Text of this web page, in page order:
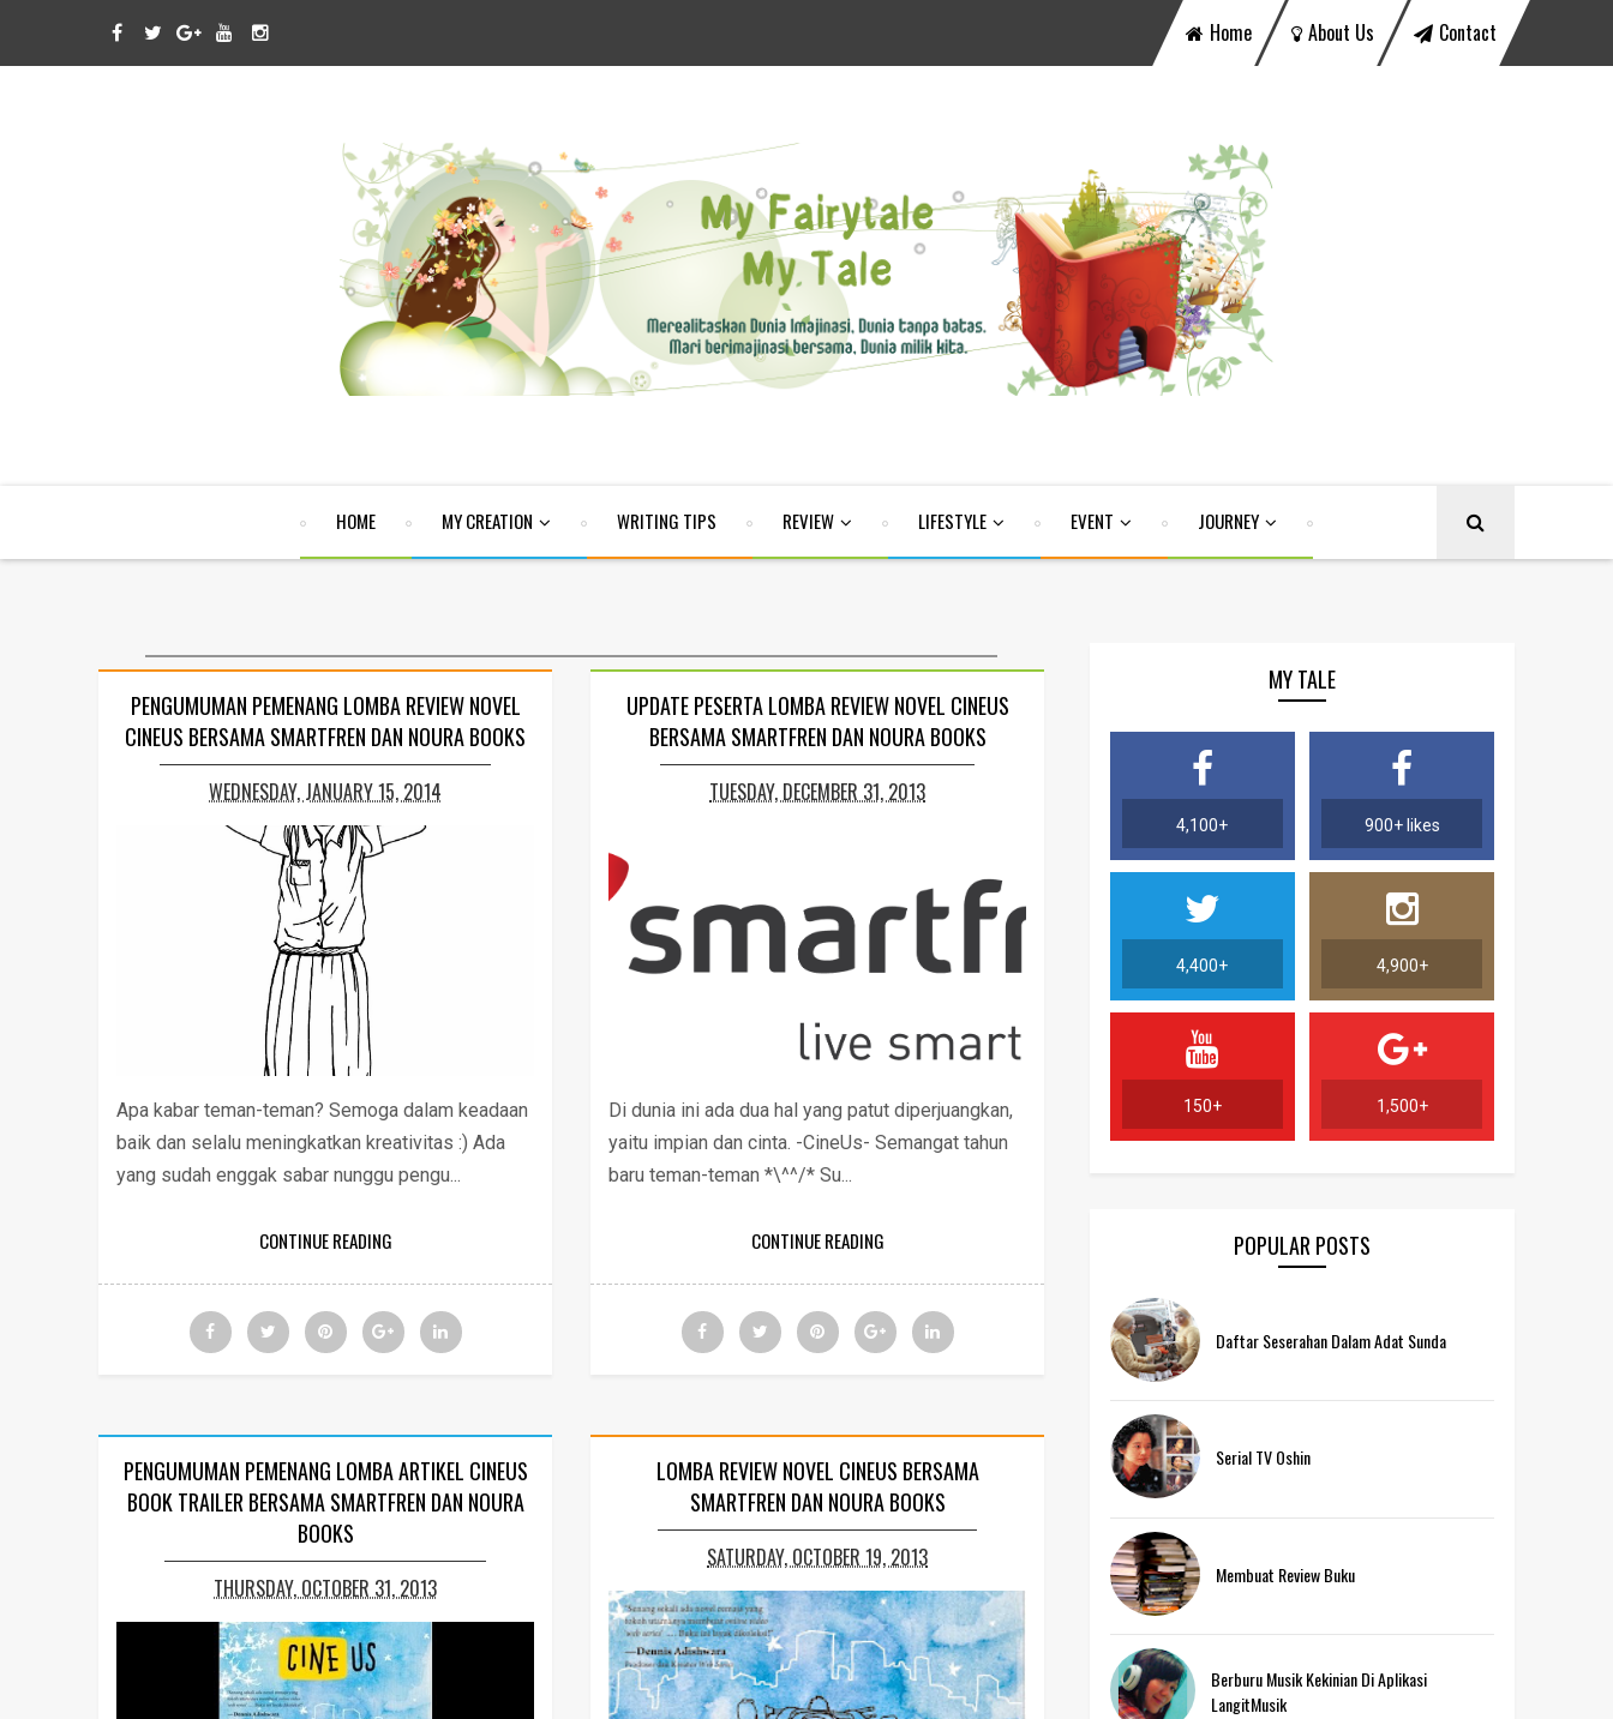
Home About Us Contact
HOME MY CREATION WRITING TIPS REVIEW LIFESTYLE EVENT JOURNEY
PENGUMUMAN PEMENANG LOMBA REVIEW NOVEL
CINEUS BERSAMA SMARTFREN DAN NOURA BOOKS
WEDNESDAY, JANUARY 15, 2014
Apa kabar teman-teman? Semoga dalam keadaan
baik dan selalu meningkatkan kreativitas :) Ada
yang sudah enggak sabar nunggu pengu...
CONTINUE READING
UPDATE PESERTA LOMBA REVIEW NOVEL CINEUS
BERSAMA SMARTFREN DAN NOURA BOOKS
TUESDAY, DECEMBER 31, 2013
Di dunia ini ada dua hal yang patut diperjuangkan,
yaitu impian dan cinta. -CineUs- Semangat tahun
baru teman-teman *\^^/* Su...
CONTINUE READING
PENGUMUMAN PEMENANG LOMBA ARTIKEL CINEUS
BOOK TRAILER BERSAMA SMARTFREN DAN NOURA
BOOKS
THURSDAY, OCTOBER 31, 2013
LOMBA REVIEW NOVEL CINEUS BERSAMA
SMARTFREN DAN NOURA BOOKS
SATURDAY, OCTOBER 19, 2013
MY TALE
4,100+ 900+ likes
4,400+ 4,900+
150+ 1,500+
POPULAR POSTS
Daftar Seserahan Dalam Adat Sunda
Serial TV Oshin
Membuat Review Buku
Berburu Musik Kekinian Di Aplikasi
LangitMusik